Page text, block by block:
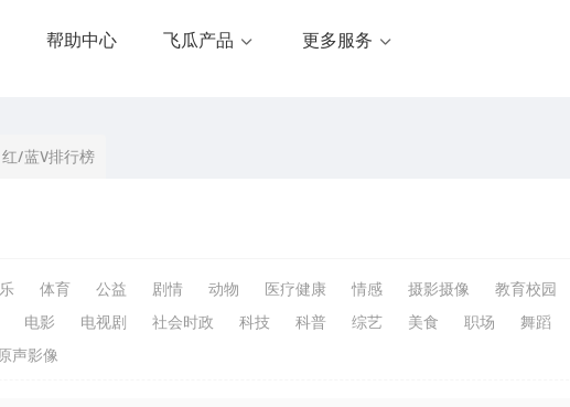
帮助中心 飞瓜产品 更多服务
红/蓝V排行榜
体育 公益 剧情 动物 医疗健康 情感 摄影摄像 教育校园
电影 电视剧 社会时政 科技 科普 综艺 美食 职场 舞蹈
声影像